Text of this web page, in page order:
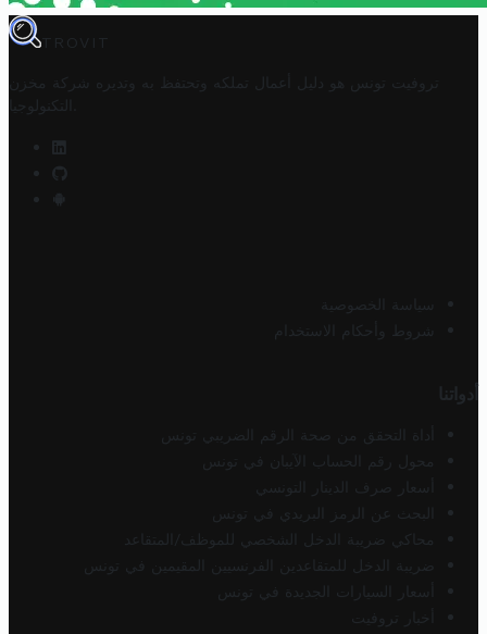
TROVIT
تروفيت تونس هو دليل أعمال تملكه وتحتفظ به وتديره
شركة مخزن
التكنولوجيا
سياسة الخصوصية
شروط وأحكام الاستخدام
أدواتنا
أداة التحقق من صحة الرقم الضريبي تونس
محول رقم الحساب الآيبان في تونس
أسعار صرف الدينار التونسي
البحث عن الرمز البريدي في تونس
محاكي ضريبة الدخل الشخصي للموظف/المتقاعد
ضريبة الدخل للمتقاعدين الفرنسيين المقيمين في تونس
أسعار السيارات الجديدة في تونس
أخبار تروفيت